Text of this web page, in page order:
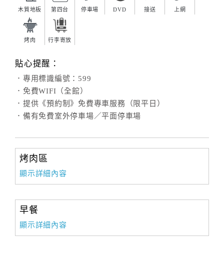
木質地板 第四台 停車場 DVD 接送 上網
烤肉 行李寄放
貼心提醒：
．專用標識編號：599
．免費WIFI（全館）
．提供《預約制》免費專車服務（限平日）
．備有免費室外停車場／平面停車場
烤肉區
顯示詳細內容
早餐
顯示詳細內容